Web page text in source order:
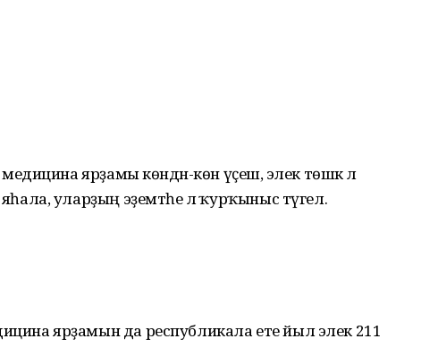
ярҙамы көндән-көн үҫешә, элек төшкә лә
уларҙың эҙемтәһе лә ҡурҡыныс түгел.
ярҙамын да республикала ете йыл элек 211